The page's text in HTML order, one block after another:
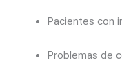
Pacientes con
Problemas de